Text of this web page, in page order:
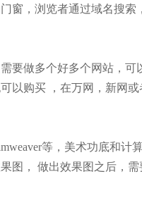
，浏览者通过域名搜索
要做多个好多个网站，
购买 ，在万网，新网
等，美术功底和计
图， 做出效果图之后，